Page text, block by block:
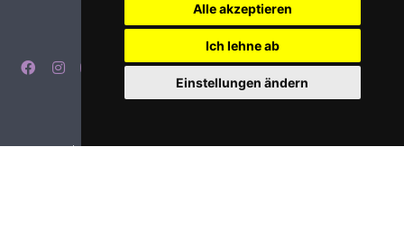
Alle akzeptieren
Ich lehne ab
Einstellungen ändern
Impressum Datenschutz Login